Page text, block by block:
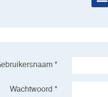
*
Wachtwoord *